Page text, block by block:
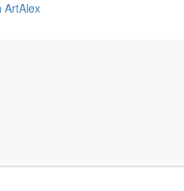
ArtAlex